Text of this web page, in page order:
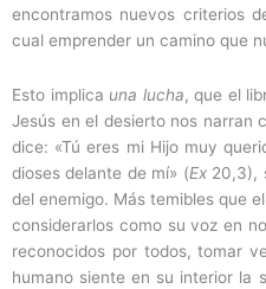
encontramos nuevos criterios
cual emprender un camino que
Esto implica una lucha, que el
Jesús en el desierto nos narran
dice: «Tú eres mi Hijo muy
dioses delante de mí» (Ex20,3),
del enemigo. Más temibles que
considerarlos como su voz en
reconocidos por todos, tomar
humano siente en su interior la